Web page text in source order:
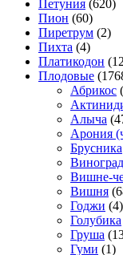
Петуния (620)
Пион (60)
Пиретрум (2)
Пихта (4)
Платикодон
Плодовые
Абрикос
Алыча
Арония
Брусника
Виноград
Вишне-
Вишня
Годжи (4)
Голубика
Груша
Гуми (1)